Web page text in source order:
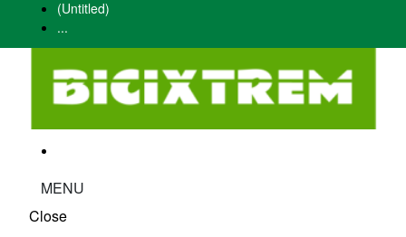
(Untitled)
...
MENU
Close